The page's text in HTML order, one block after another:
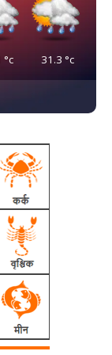
°c 31.3 °c